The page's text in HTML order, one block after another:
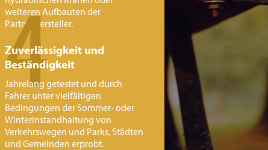
weiteren Aufbauten der
Partnerhersteller.
4
Zuverlässigkeit und
Beständigkeit
Jahrelang getestet und durch
Fahrer unter vielfältigen
Bedingungen der Sommer- oder
Winterinstandhaltung von
Verkehrswegen und Parks, Städten
und Gemeinden erprobt.